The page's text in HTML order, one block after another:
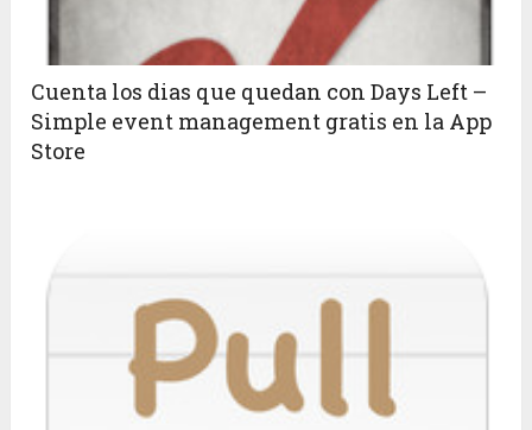
Cuenta los dias que quedan con Days Left –
Simple event management gratis en la App
Store